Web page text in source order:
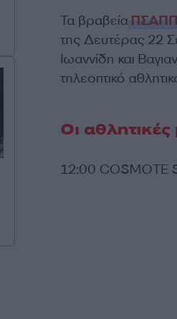
Τα βραβεία
της Δευτέρας 22
Ιωαννίδη και
τηλεοπτικό
Οι
12:00 COSMOTE